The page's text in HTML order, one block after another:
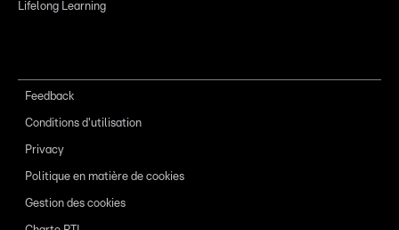
Lifelong Learning
Feedback
Conditions d'utilisation
Privacy
Politique en matière de cookies
Gestion des cookies